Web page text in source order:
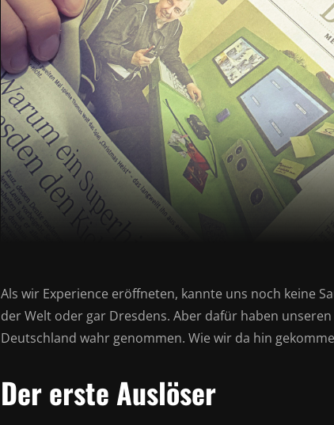
Als wir Experience eröffneten, kannte uns noch keine
der Welt oder gar Dresdens. Aber dafür haben
Deutschland wahr genommen. Wie wir da hin
Der erste Auslöser